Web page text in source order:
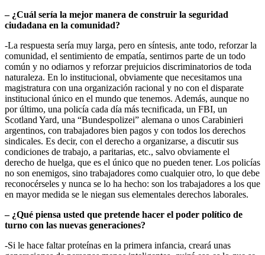
– ¿Cuál sería la mejor manera de construir la seguridad
ciudadana en la comunidad?
-La respuesta sería muy larga, pero en síntesis, ante todo, reforzar la
comunidad, el sentimiento de empatía, sentirnos parte de un todo
común y no odiarnos y reforzar prejuicios discriminatorios de toda
naturaleza. En lo institucional, obviamente que necesitamos una
magistratura con una organización racional y no con el disparate
institucional único en el mundo que tenemos. Además, aunque no
por último, una policía cada día más tecnificada, un FBI, un
Scotland Yard, una “Bundespolizei” alemana o unos Carabinieri
argentinos, con trabajadores bien pagos y con todos los derechos
sindicales. Es decir, con el derecho a organizarse, a discutir sus
condiciones de trabajo, a paritarias, etc., salvo obviamente el
derecho de huelga, que es el único que no pueden tener. Los policías
no son enemigos, sino trabajadores como cualquier otro, lo que debe
reconocérseles y nunca se lo ha hecho: son los trabajadores a los que
en mayor medida se le niegan sus elementales derechos laborales.
– ¿Qué piensa usted que pretende hacer el poder político de
turno con las nuevas generaciones?
-Si le hace faltar proteínas en la primera infancia, creará unas